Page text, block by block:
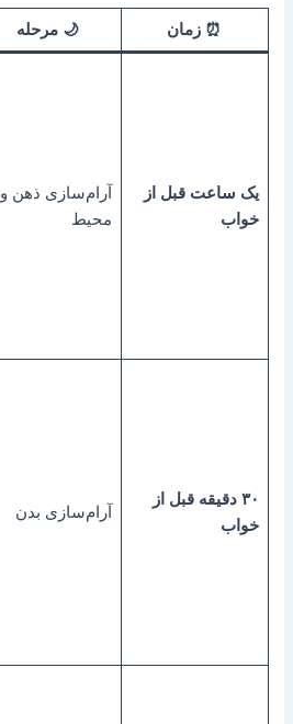
⏰ زمان 🌙 مرحله
یک ساعت قبل از
خواب
آرام‌سازی ذهن و
محیط
۳۰ دقیقه قبل از
خواب
آرام‌سازی بدن